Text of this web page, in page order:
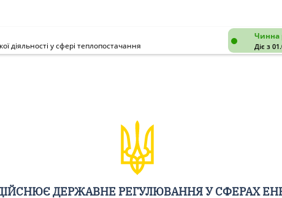
Чинна
Діє з
діяльності у сфері теплопостачання
ДЕРЖАВНЕ РЕГУЛЮВАННЯ У СФЕРАХ